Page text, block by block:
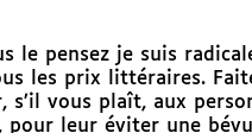
le pensez je suis
les prix littéraires.
s’il vous plaît, aux
pour leur éviter une